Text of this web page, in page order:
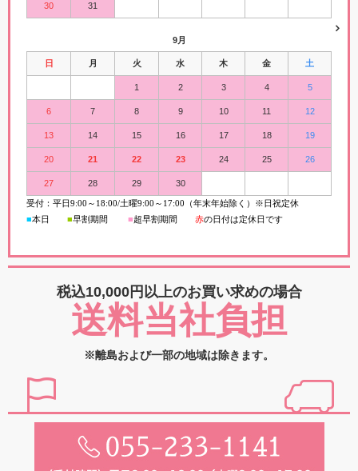
30 31
9月
日 月 火 水 木 金 土
1 2 3 4 5
6 7 8 9 10 11 12
13 14 15 16 17 18 19
20 21 22 23 24 25 26
27 28 29 30
受付：平日9:00 ～ 18:00/土曜9:00 ～ 17:00（年末年始除く）※日祝定休
■本日 ■早割期間 ■超早割期間 赤の日付は定休日です
税込10,000円以上のお買い求めの場合
送料当社負担
※離島および一部の地域は除きます。